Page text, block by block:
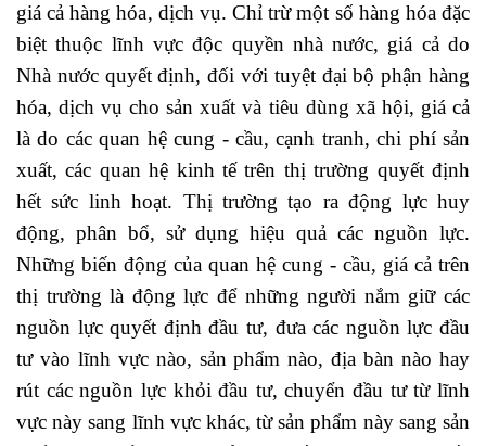
giá cả hàng hóa, dịch vụ. Chỉ trừ một số hàng hóa đặc
biệt thuộc lĩnh vực độc quyền nhà nước, giá cả do
Nhà nước quyết định, đối với tuyệt đại bộ phận hàng
hóa, dịch vụ cho sản xuất và tiêu dùng xã hội, giá cả
là do các quan hệ cung - cầu, cạnh tranh, chi phí sản
xuất, các quan hệ kinh tế trên thị trường quyết định
hết sức linh hoạt. Thị trường tạo ra động lực huy
động, phân bổ, sử dụng hiệu quả các nguồn lực.
Những biến động của quan hệ cung - cầu, giá cả trên
thị trường là động lực để những người nắm giữ các
nguồn lực quyết định đầu tư, đưa các nguồn lực đầu
tư vào lĩnh vực nào, sản phẩm nào, địa bàn nào hay
rút các nguồn lực khỏi đầu tư, chuyển đầu tư từ lĩnh
vực này sang lĩnh vực khác, từ sản phẩm này sang sản